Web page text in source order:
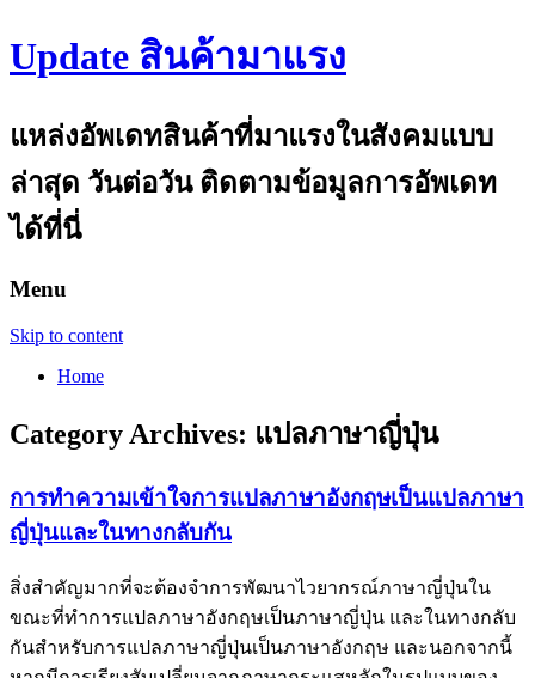
Update สินค้ามาแรง
แหล่งอัพเดทสินค้าที่มาแรงในสังคมแบบ
ล่าสุด วันต่อวัน ติดตามข้อมูลการอัพเดท
ได้ที่นี่
Menu
Skip to content
Home
Category Archives: แปลภาษาญี่ปุ่น
การทำความเข้าใจการแปลภาษาอังกฤษเป็นแปลภาษา
ญี่ปุ่นและในทางกลับกัน
สิ่งสำคัญมากที่จะต้องจำการพัฒนาไวยากรณ์ภาษาญี่ปุ่นใน
ขณะที่ทำการแปลภาษาอังกฤษเป็นภาษาญี่ปุ่น และในทางกลับ
กันสำหรับการแปลภาษาญี่ปุ่นเป็นภาษาอังกฤษ และนอกจากนี้